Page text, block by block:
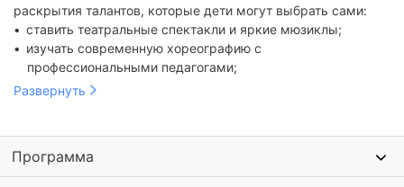
раскрытия талантов, которые дети могут выбрать сами:
ставить театральные спектакли и яркие мюзиклы;
изучать современную хореографию с
профессиональными педагогами;
устраивать тематические вечеринки;
Развернуть
Программа